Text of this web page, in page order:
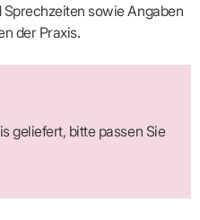
sowie Angaben
der Praxis.
geliefert, bitte passen Sie